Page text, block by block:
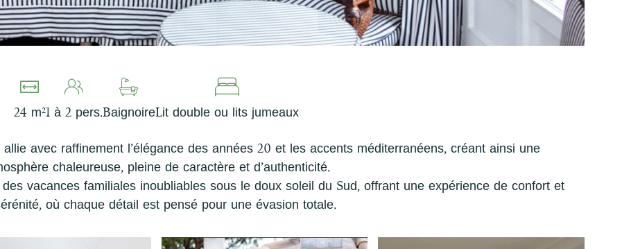
24 m²1 à 2 pers.BaignoireLit double ou lits jumeaux
avec raffinement l’élégance des années 20 et les accents méditerranéens, créant ainsi une
chaleureuse, pleine de caractère et d’authenticité.
vacances familiales inoubliables sous le doux soleil du Sud, offrant une expérience de confort et
où chaque détail est pensé pour une évasion totale.